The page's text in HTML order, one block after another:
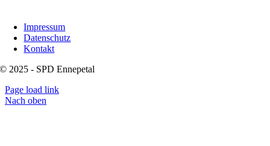
Impressum
Datenschutz
Kontakt
© 2025 - SPD Ennepetal
Page load link
Nach oben